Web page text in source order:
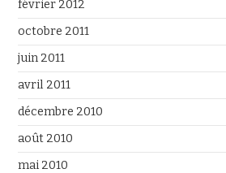
février 2012
octobre 2011
juin 2011
avril 2011
décembre 2010
août 2010
mai 2010